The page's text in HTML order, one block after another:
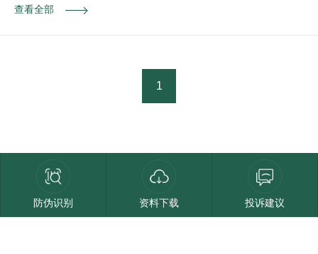
查看全部
1
防伪识别 资料下载 投诉建议